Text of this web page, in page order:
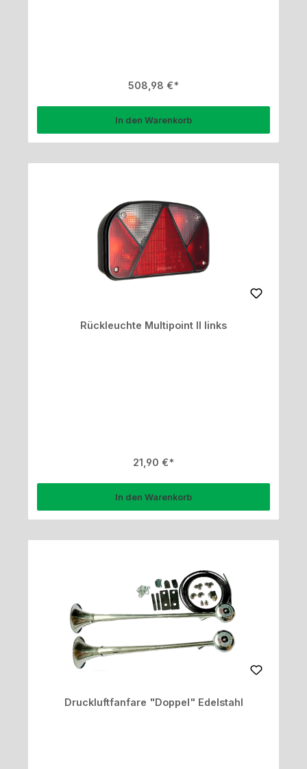
Regulärer Preis:
508,98 €
In den Warenkorb
Rückleuchte Multipoint II links
Regulärer Preis:
21,90 €
In den Warenkorb
Druckluftfanfare "Doppel" Edelstahl